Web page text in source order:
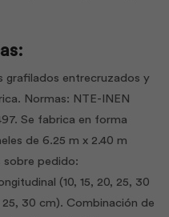
grafilados entrecruzados y
Normas: NTE-INEN
Se fabrica en forma
de 6.25 m x 2.40 m
sobre pedido:
(10, 15, 20, 25, 30
25, 30 cm). Combinación de